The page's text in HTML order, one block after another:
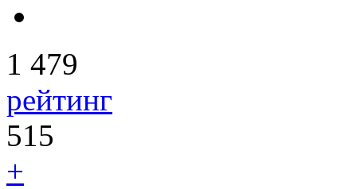
1 479
рейтинг
515
+